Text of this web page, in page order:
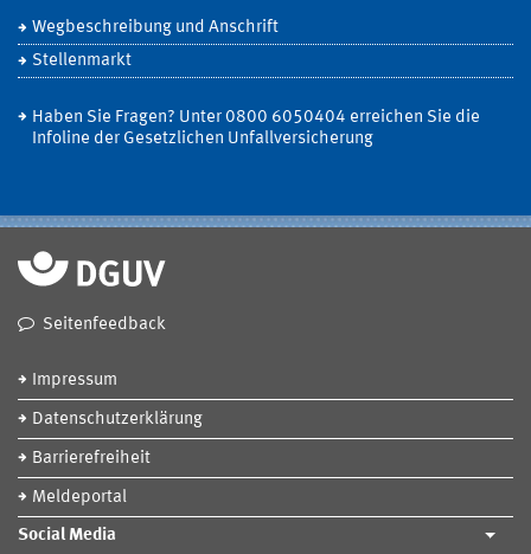
Wegbeschreibung und Anschrift
Stellenmarkt
Haben Sie Fragen? Unter 0800 6050404 erreichen Sie die
Infoline der Gesetzlichen Unfallversicherung
Seitenfeedback
Impressum
Datenschutzerklärung
Barrierefreiheit
Meldeportal
Social Media